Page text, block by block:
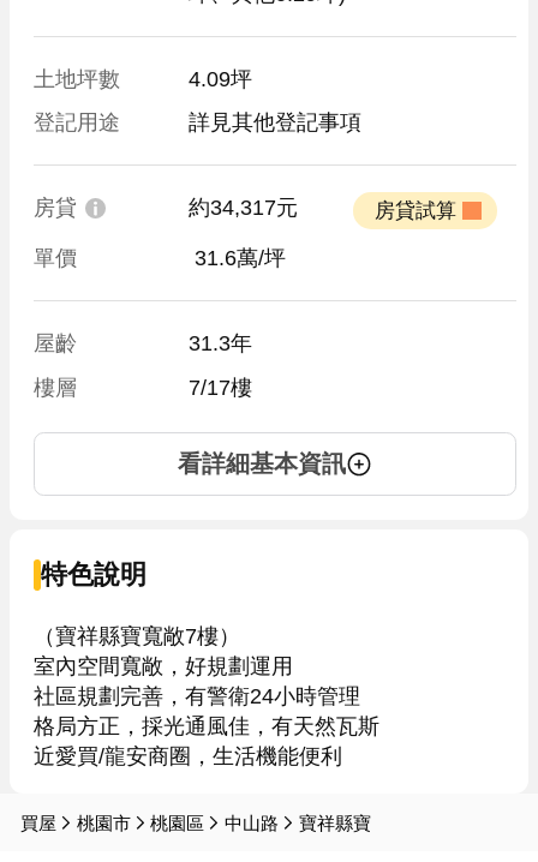
土地坪數
4.09坪
登記用途
詳見其他登記事項
房貸 約34,317元
單價 31.6萬/坪
屋齡
31.3年
樓層
7/17樓
看詳細基本資訊
特色說明
（寶祥縣寶寬敞7樓）
室內空間寬敞，好規劃運用
社區規劃完善，有警衛24小時管理
格局方正，採光通風佳，有天然瓦斯
買屋 桃園市 桃園區 中山路 寶祥縣寶